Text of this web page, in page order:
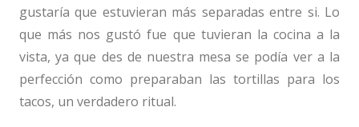
gustaría que estuvieran más separadas entre si. Lo
que más nos gustó fue que tuvieran la cocina a la
vista, ya que des de nuestra mesa se podía ver a la
perfección como preparaban las tortillas para los
tacos, un verdadero ritual.